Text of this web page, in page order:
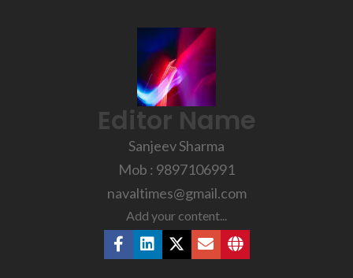
Editor Name
Sanjeev Sharma
Mob : 9897106991
navaltimes@gmail.com
Add your content...